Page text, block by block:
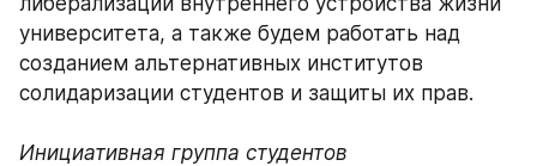
университета, а также будем работать над
созданием альтернативных институтов
солидаризации студентов и защиты их прав.
Инициативная группа студентов